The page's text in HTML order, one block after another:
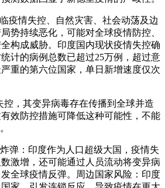
疫情失控、自然灾害、社会动荡及边
势持续恶化，可能对全球疫情防控、
构成威胁。印度国内现状疫情失控确
计的病例总数已超过25万例，超过意
重的第六位国家，单日新增速度仅次
控，其变异病毒存在传播到全球并造
效防控措施可降低这种可能性，不能
弹：印度作为人口超级大国，疫情失
激增，还可能通过人员流动将变异病
全球疫情反弹。周边国家风险：印度